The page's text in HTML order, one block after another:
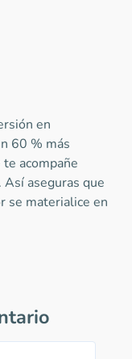
en
60 % más
acompañe
Así aseguras que
se materialice en